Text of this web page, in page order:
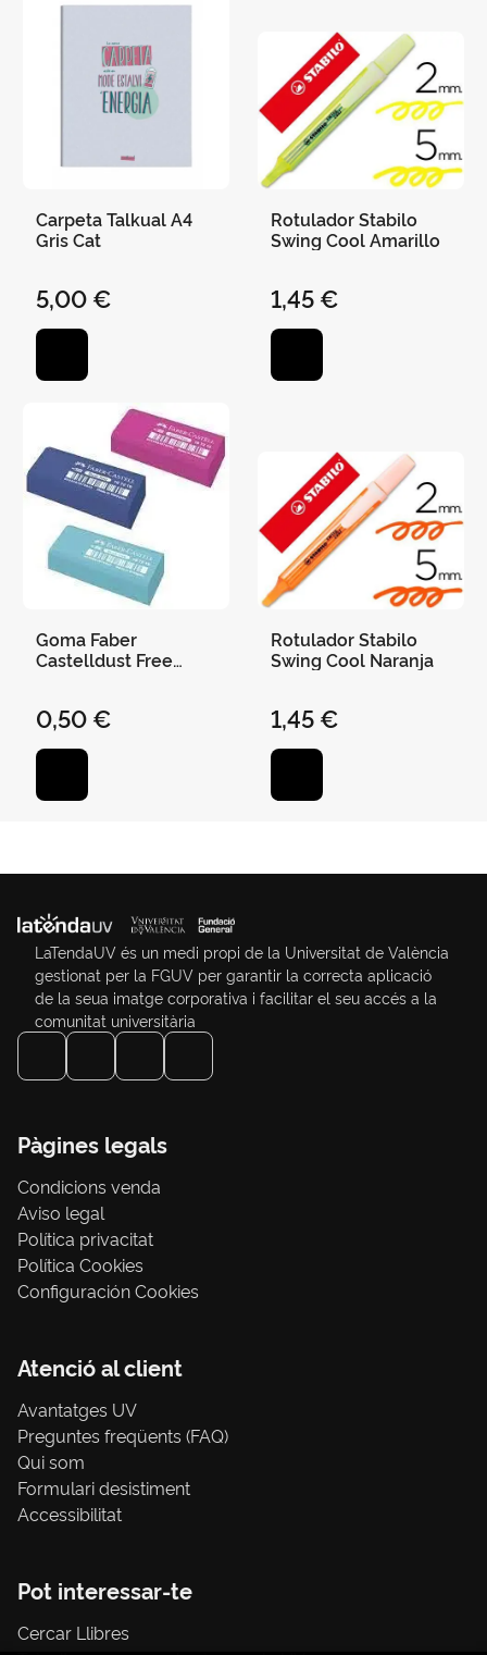
Carpeta Talkual A4
Gris Cat
5,00 €
Rotulador Stabilo
Swing Cool Amarillo
1,45 €
Goma Faber
Castelldust Free
0,50 €
Rotulador Stabilo
Swing Cool Naranja
1,45 €
LaTendaUV és un medi propi de la Universitat de València
gestionat per la FGUV per garantir la correcta aplicació
de la seua imatge corporativa i facilitar el seu accés a la
comunitat universitària
Pàgines legals
Condicions venda
Aviso legal
Política privacitat
Política Cookies
Configuración Cookies
Atenció al client
Avantatges UV
Preguntes freqüents (FAQ)
Qui som
Formulari desistiment
Accessibilitat
Pot interessar-te
Cercar Llibres